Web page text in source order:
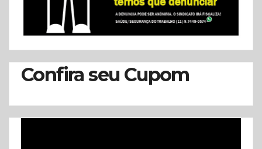
Confira seu Cupom